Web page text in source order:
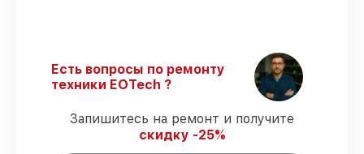
Официальная гарантия
– все работы и
запчасти защищены гарантийной
Мы гарантируем:
Есть вопросы по ремонту
техники EOTech ?
Запишитесь на ремонт и получите
скидку -25%